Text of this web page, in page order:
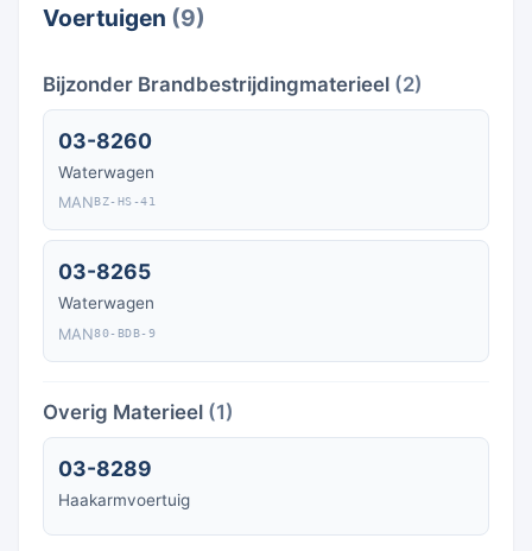
Voertuigen (9)
Bijzonder Brandbestrijdingmaterieel (2)
03-8260
Waterwagen
MANBZ-HS-41
03-8265
Waterwagen
MAN80-BDB-9
Overig Materieel (1)
03-8289
Haakarmvoertuig